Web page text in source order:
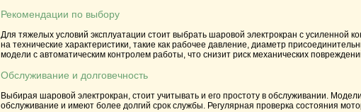
Рекомендации по выбору
Для тяжелых условий эксплуатации стоит выбрать шаровой электрокран с
на технические характеристики, такие как рабочее давление, диаметр
модели с автоматическим контролем работы, что снизит риск механических
Обслуживание и долговечность
Выбирая шаровой электрокран, стоит учитывать и его простоту в обслуживании.
обслуживание и имеют более долгий срок службы. Регулярная проверка состояния